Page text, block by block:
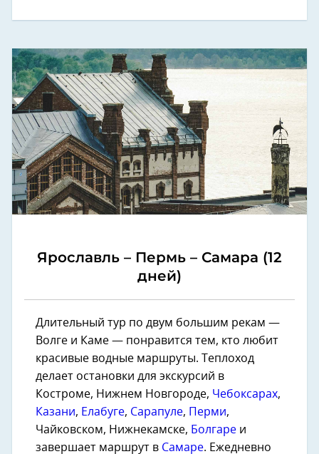
Ярославль – Пермь – Самара (12
дней)
Длительный тур по двум большим рекам —
Волге и Каме — понравится тем, кто любит
красивые водные маршруты. Теплоход
делает остановки для экскурсий в
Костроме, Нижнем Новгороде, Чебоксарах,
Казани, Елабуге, Сарапуле, Перми,
Чайковском, Нижнекамске, Болгаре и
завершает маршрут в Самаре. Ежедневно